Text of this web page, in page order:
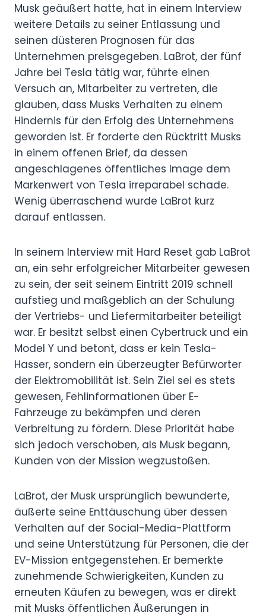
Musk geäußert hatte, hat in einem Interview
weitere Details zu seiner Entlassung und
seinen düsteren Prognosen für das
Unternehmen preisgegeben. LaBrot, der fünf
Jahre bei Tesla tätig war, führte einen
Versuch an, Mitarbeiter zu vertreten, die
glauben, dass Musks Verhalten zu einem
Hindernis für den Erfolg des Unternehmens
geworden ist. Er forderte den Rücktritt Musks
in einem offenen Brief, da dessen
angeschlagenes öffentliches Image dem
Markenwert von Tesla irreparabel schade.
Wenig überraschend wurde LaBrot kurz
darauf entlassen.
In seinem Interview mit Hard Reset gab LaBrot
an, ein sehr erfolgreicher Mitarbeiter gewesen
zu sein, der seit seinem Eintritt 2019 schnell
aufstieg und maßgeblich an der Schulung
der Vertriebs- und Liefermitarbeiter beteiligt
war. Er besitzt selbst einen Cybertruck und ein
Model Y und betont, dass er kein Tesla-
Hasser, sondern ein überzeugter Befürworter
der Elektromobilität ist. Sein Ziel sei es stets
gewesen, Fehlinformationen über E-
Fahrzeuge zu bekämpfen und deren
Verbreitung zu fördern. Diese Priorität habe
sich jedoch verschoben, als Musk begann,
Kunden von der Mission wegzustoßen.
LaBrot, der Musk ursprünglich bewunderte,
äußerte seine Enttäuschung über dessen
Verhalten auf der Social-Media-Plattform
und seine Unterstützung für Personen, die der
EV-Mission entgegenstehen. Er bemerkte
zunehmende Schwierigkeiten, Kunden zu
erneuten Käufen zu bewegen, was er direkt
mit Musks öffentlichen Äußerungen in